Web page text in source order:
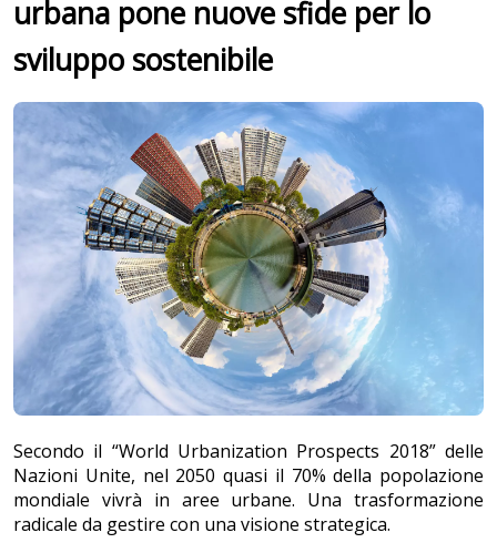
urbana pone nuove sfide per lo
sviluppo sostenibile
Secondo il “World Urbanization Prospects 2018” delle
Nazioni Unite, nel 2050 quasi il 70% della popolazione
mondiale vivrà in aree urbane. Una trasformazione
radicale da gestire con una visione strategica.